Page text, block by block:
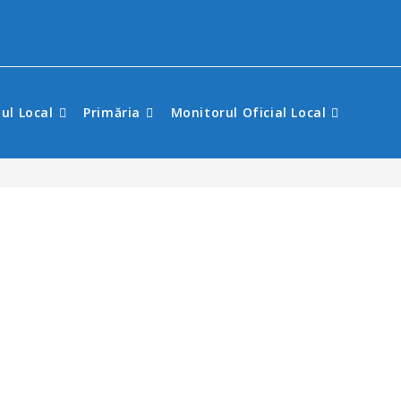
Local Primăria Monitorul Oficial Local